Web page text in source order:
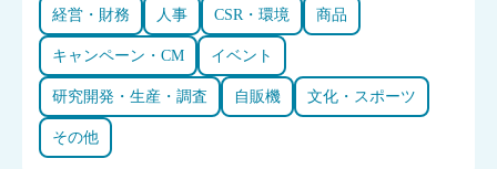
経営・財務 人事 CSR・環境 商品
キャンペーン・CM イベント
研究開発・生産・調査 自販機 文化・スポーツ
その他